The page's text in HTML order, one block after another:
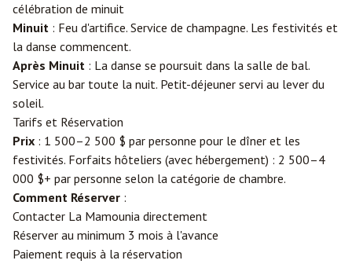
célébration de minuit
Minuit : Feu d'artifice. Service de champagne. Les festivités et
la danse commencent.
Après Minuit : La danse se poursuit dans la salle de bal.
Service au bar toute la nuit. Petit-déjeuner servi au lever du
soleil.
Tarifs et Réservation
Prix : 1 500–2 500 $ par personne pour le dîner et les
festivités. Forfaits hôteliers (avec hébergement) : 2 500–4
000 $+ par personne selon la catégorie de chambre.
Comment Réserver :
Contacter La Mamounia directement
Réserver au minimum 3 mois à l'avance
Paiement requis à la réservation